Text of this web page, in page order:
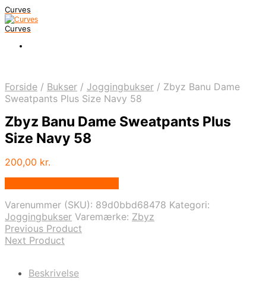
Curves
Curves
Forside / Bukser / Joggingbukser / Zbyz Banu Dame
Sweatpants Plus Size Navy 58
Zbyz Banu Dame Sweatpants Plus
Size Navy 58
200,00 kr.
Varenummer (SKU): 89d0bbd68478 Kategori:
Joggingbukser Varemærke: Zbyz
Previous Product
Next Product
Beskrivelse